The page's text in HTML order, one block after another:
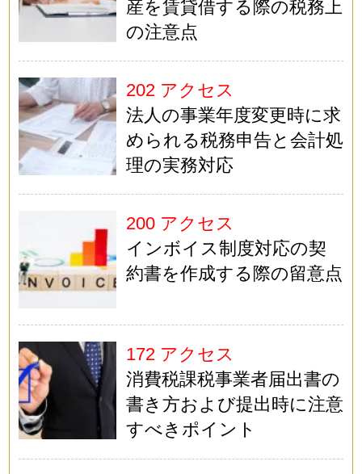
産を賃貸借する際の税務上
の注意点
202 アクセス
法人の事業年度変更時に求
められる税務申告と会計処
理の実務対応
200 アクセス
インボイス制度対応の契
約書を作成する際の留意点
172 アクセス
消費税課税事業者届出書の
書き方および提出時に注意
すべきポイント